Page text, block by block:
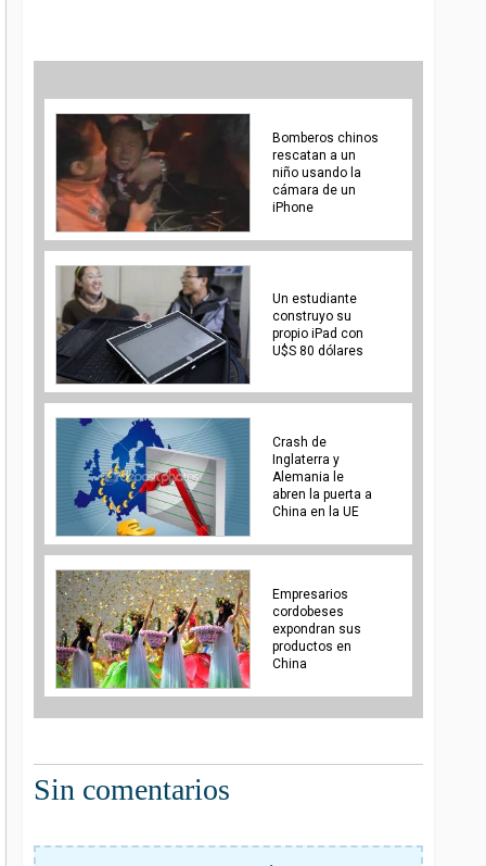
Bomberos chinos
rescatan a un
niño usando la
cámara de un
iPhone
Un estudiante
construyo su
propio iPad con
U$S 80 dólares
Crash de
Inglaterra y
Alemania le
abren la puerta a
China en la UE
Empresarios
cordobeses
expondran sus
productos en
China
Sin comentarios